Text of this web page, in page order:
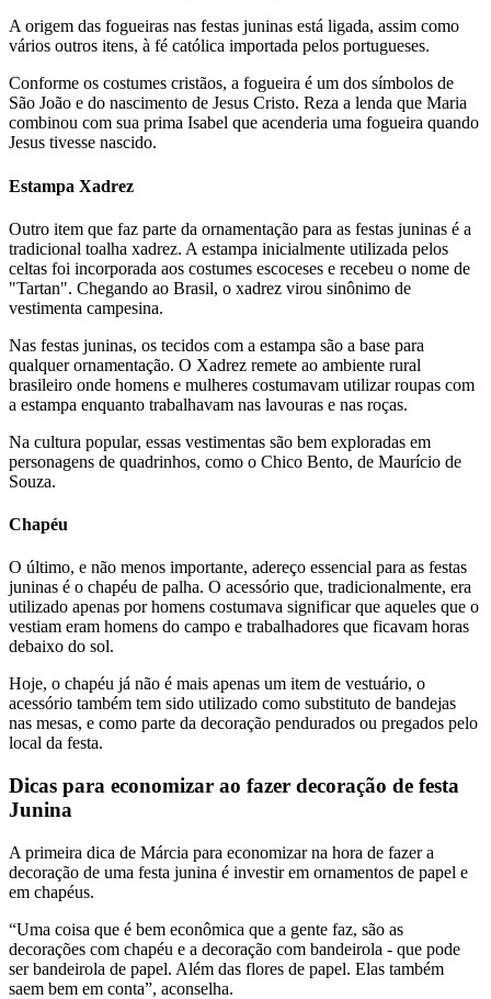
A origem das fogueiras nas festas juninas está ligada, assim como
vários outros itens, à fé católica importada pelos portugueses.
Conforme os costumes cristãos, a fogueira é um dos símbolos de
São João e do nascimento de Jesus Cristo. Reza a lenda que Maria
combinou com sua prima Isabel que acenderia uma fogueira quando
Jesus tivesse nascido.
Estampa Xadrez
Outro item que faz parte da ornamentação para as festas juninas é a
tradicional toalha xadrez. A estampa inicialmente utilizada pelos
celtas foi incorporada aos costumes escoceses e recebeu o nome de
"Tartan". Chegando ao Brasil, o xadrez virou sinônimo de
vestimenta campesina.
Nas festas juninas, os tecidos com a estampa são a base para
qualquer ornamentação. O Xadrez remete ao ambiente rural
brasileiro onde homens e mulheres costumavam utilizar roupas com
a estampa enquanto trabalhavam nas lavouras e nas roças.
Na cultura popular, essas vestimentas são bem exploradas em
personagens de quadrinhos, como o Chico Bento, de Maurício de
Souza.
Chapéu
O último, e não menos importante, adereço essencial para as festas
juninas é o chapéu de palha. O acessório que, tradicionalmente, era
utilizado apenas por homens costumava significar que aqueles que o
vestiam eram homens do campo e trabalhadores que ficavam horas
debaixo do sol.
Hoje, o chapéu já não é mais apenas um item de vestuário, o
acessório também tem sido utilizado como substituto de bandejas
nas mesas, e como parte da decoração pendurados ou pregados pelo
local da festa.
Dicas para economizar ao fazer decoração de festa
Junina
A primeira dica de Márcia para economizar na hora de fazer a
decoração de uma festa junina é investir em ornamentos de papel e
em chapéus.
“Uma coisa que é bem econômica que a gente faz, são as
decorações com chapéu e a decoração com bandeirola - que pode
ser bandeirola de papel. Além das flores de papel. Elas também
saem bem em conta”, aconselha.